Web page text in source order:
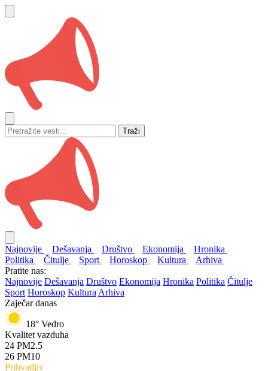
Traži
Najnovije Dešavanja Društvo Ekonomija
Hronika
Politika
Čitulje Sport Horoskop Kultura
Arhiva
Pratite nas:
Najnovije Dešavanja Društvo Ekonomija Hronika Politika Čitulje
Sport Horoskop Kultura Arhiva
Zaječar danas
18° Vedro
Kvalitet vazduha
24 PM2.5
26 PM10
Prihvatljiv